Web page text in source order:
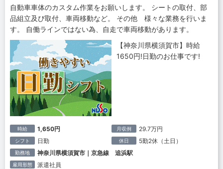
自動車車体のカスタム作業をお願いします。 シートの取付、部
品組立及び取付、車両移動など。 その他 様々な業務を行いま
す。 自働ラインではない為、自走で車両移動があります。
【神奈川県横須賀市】時給
1650円!日勤のお仕事です!
時給 1,650円 月収例 29.7万円
シフト 日勤 休日 5勤2休（土日）
勤務地 神奈川県横須賀市｜京急線 追浜駅
雇用形態 派遣社員